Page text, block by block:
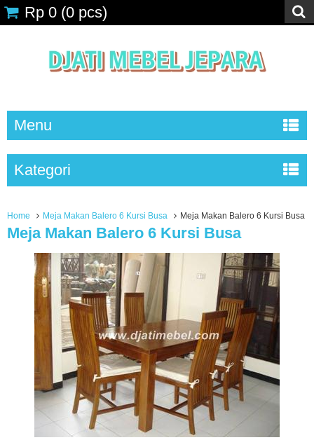
Rp 0 (0 pcs)
Menu
Kategori
Home Meja Makan Balero 6 Kursi Busa Meja Makan Balero 6 Kursi Busa
Meja Makan Balero 6 Kursi Busa